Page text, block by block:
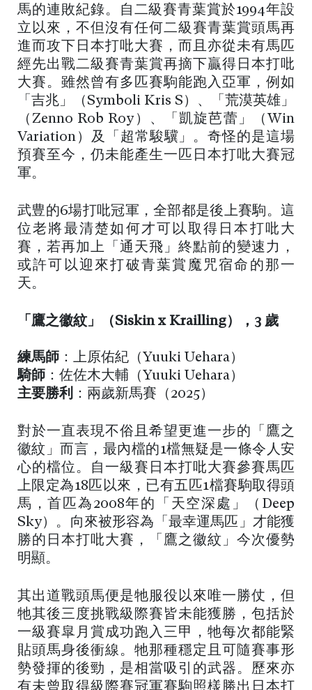
馬的連敗紀錄。自二級賽青葉賞於1994年設
立以來，不但沒有任何二級賽青葉賞頭馬再
進而攻下日本打吡大賽，而且亦從未有馬匹
經先出戰二級賽青葉賞再摘下贏得日本打吡
大賽。雖然曾有多匹賽駒能跑入亞軍，例如
「吉兆」（Symboli Kris S）、「荒漠英雄」
（Zenno Rob Roy）、「凱旋芭蕾」（Win
Variation）及「超常駿驥」。奇怪的是這場
預賽至今，仍未能產生一匹日本打吡大賽冠
軍。
武豊的6場打吡冠軍，全部都是後上賽駒。這
位老將最清楚如何才可以取得日本打吡大
賽，若再加上「通天飛」終點前的變速力，
或許可以迎來打破青葉賞魔咒宿命的那一
天。
「鷹之徽紋」（Siskin x Krailling），3 歲
練馬師 ：上原佑紀（Yuuki Uehara）
騎師 ：佐佐木大輔（Yuuki Uehara）
主要勝利 ：兩歲新馬賽（2025）
對於一直表現不俗且希望更進一步的「鷹之
徽紋」而言，最內檔的1檔無疑是一條令人安
心的檔位。自一級賽日本打吡大賽參賽馬匹
上限定為18匹以來，已有五匹1檔賽駒取得頭
馬，首匹為2008年的「天空深處」（Deep
Sky）。向來被形容為「最幸運馬匹」才能獲
勝的日本打吡大賽，「鷹之徽紋」今次優勢
明顯。
其出道戰頭馬便是牠服役以來唯一勝仗，但
牠其後三度挑戰級際賽皆未能獲勝，包括於
一級賽皐月賞成功跑入三甲，牠每次都能緊
貼頭馬身後衝線。牠那種穩定且可隨賽事形
勢發揮的後勁，是相當吸引的武器。歷來亦
有未曾取得級際賽冠軍賽駒照樣勝出日本打